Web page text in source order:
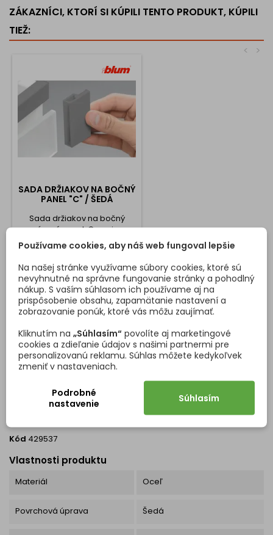
ZÁKAZNÍCI, KTORÍ SI KÚPILI TENTO PRODUKT, KÚPILI
TIEŽ:
>
<
SADA DRŽIAKOV NA BOČNÝ
PANEL "C" / ŠEDÁ
Sada držiakov na bočný
zasúvací panel. Cena je za
2ks . Určené pre kuchynský
box ANTARO "C" s výškou 192
mm
Cena
3,91 €
 Vložiť do košíka
DETAILY PRODUKTU OTÁZKY (FAQ)
Kód 429537
Vlastnosti produktu
Materiál Oceľ
Povrchová úprava Šedá
Používame cookies, aby náš web fungoval lepšie
Na našej stránke využívame súbory cookies, ktoré sú
nevyhnutné na správne fungovanie stránky a pohodlný
nákup. S vaším súhlasom ich používame aj na
prispôsobenie obsahu, zapamätanie nastavení a
zobrazovanie ponúk, ktoré vás môžu zaujímať.
Kliknutím na „Súhlasím“ povolíte aj marketingové
cookies a zdieľanie údajov s našimi partnermi pre
personalizovanú reklamu. Súhlas môžete kedykoľvek
zmeniť v nastaveniach.
Podrobné
nastavenie
Súhlasím